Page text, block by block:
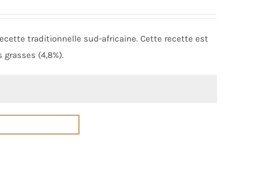
traditionnelle sud-africaine. Cette recette est
(4,8%).